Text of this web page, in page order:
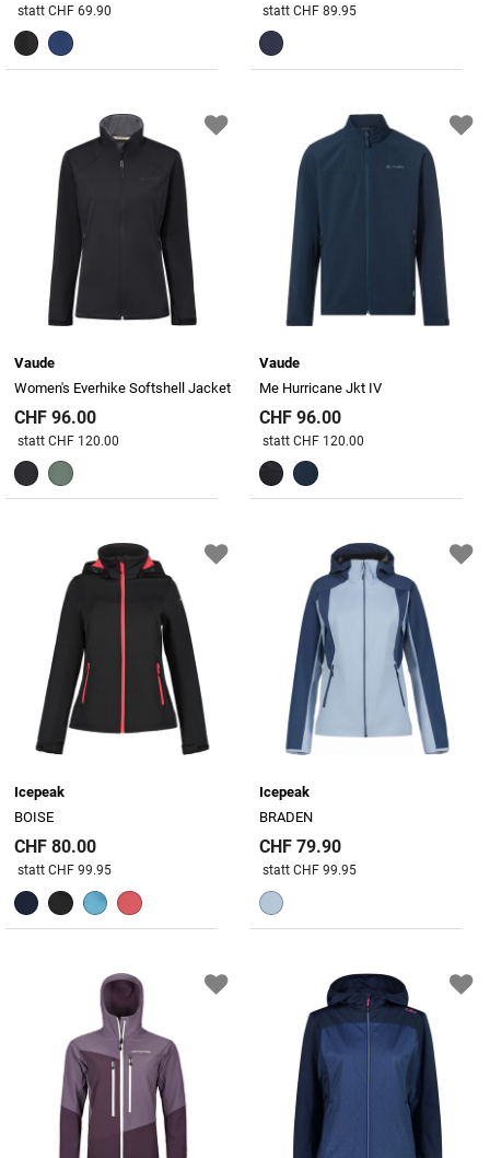
Preis reduziert von
statt CHF 69.90 Preis reduziert von
statt CHF 89.95An
Vaude
Women's Everhike Softshell Jacket
CHF 96.00
Preis reduziert von
statt CHF 120.00
Vaude
Me Hurricane Jkt IV
CHF 96.00
Preis reduziert von
statt CHF 120.00
Icepeak
BOISE
CHF 80.00
Preis reduziert von
statt CHF 99.95An
Icepeak
BRADEN
CHF 79.90
Preis reduziert von
statt CHF 99.95An